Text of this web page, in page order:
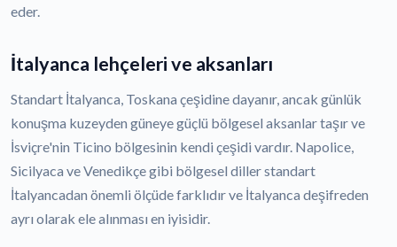
eder.
İtalyanca lehçeleri ve aksanları
Standart İtalyanca, Toskana çeşidine dayanır, ancak günlük
konuşma kuzeyden güneye güçlü bölgesel aksanlar taşır ve
İsviçre'nin Ticino bölgesinin kendi çeşidi vardır. Napolice,
Sicilyaca ve Venedikçe gibi bölgesel diller standart
İtalyancadan önemli ölçüde farklıdır ve İtalyanca deşifreden
ayrı olarak ele alınması en iyisidir.